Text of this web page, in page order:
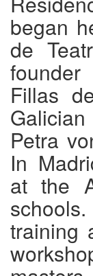
began
de
Fillas
Petra
In
at the
training